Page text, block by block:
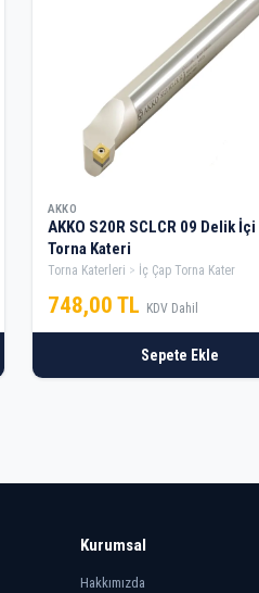
AKKO
AKKO S20R SCLCR 09 Delik İçi
Torna Kateri
Torna Katerleri İç Çap Torna Kater
748,00 TL KDV Dahil
Sepete Ekle
Kurumsal
Hakkımızda